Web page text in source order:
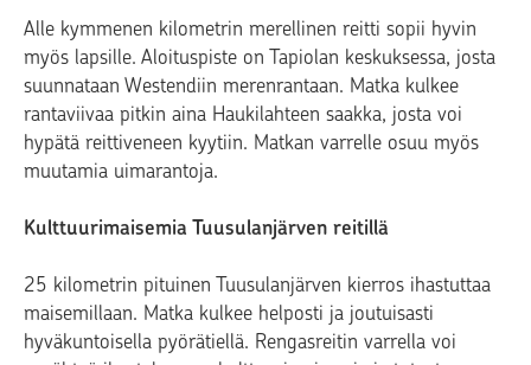
Alle kymmenen kilometrin merellinen reitti sopii hyvin
myös lapsille. Aloituspiste on Tapiolan keskuksessa, josta
suunnataan Westendiin merenrantaan. Matka kulkee
rantaviivaa pitkin aina Haukilahteen saakka, josta voi
hypätä reittiveneen kyytiin. Matkan varrelle osuu myös
muutamia uimarantoja.
Kulttuurimaisemia Tuusulanjärven reitillä
25 kilometrin pituinen Tuusulanjärven kierros ihastuttaa
maisemillaan. Matka kulkee helposti ja joutuisasti
hyväkuntoisella pyörätiellä. Rengasreitin varrella voi